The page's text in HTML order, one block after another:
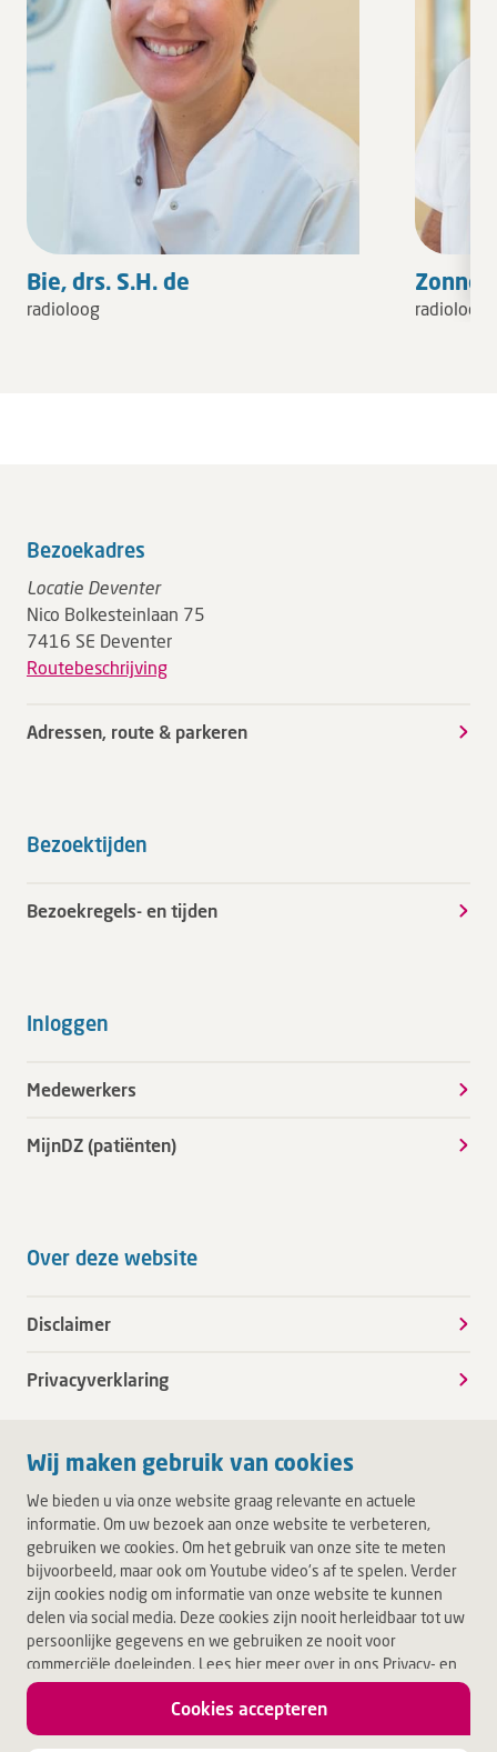
Wij maken gebruik van cookies
We bieden u via onze website graag relevante en actuele
informatie. Om uw bezoek aan onze website te verbeteren,
gebruiken we cookies. Om het gebruik van onze site te meten
bijvoorbeeld, maar ook om Youtube video's af te spelen. Verder
zijn cookies nodig om informatie van onze website te kunnen
delen via social media. Deze cookies zijn nooit herleidbaar tot uw
persoonlijke gegevens en we gebruiken ze nooit voor
commerciële doeleinden. Lees hier meer over in ons Privacy- en
Cookiebeleid. Door op Akkoord te klikken, accepteert u alle
Cookies accepteren
Bie, drs. S.H. de
radioloog radioloog
Bezoekadres
Locatie Deventer
Nico Bolkesteinlaan 75
7416 SE Deventer
Routebeschrijving
Adressen, route & parkeren
Bezoektijden
Bezoekregels- en tijden
Inloggen
Medewerkers
MijnDZ (patiënten)
Over deze website
Disclaimer
Privacyverklaring